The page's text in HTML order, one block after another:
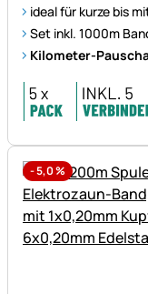
ideal für kurze bis
Set inkl. 1000m
Kilometer-
-5,0%